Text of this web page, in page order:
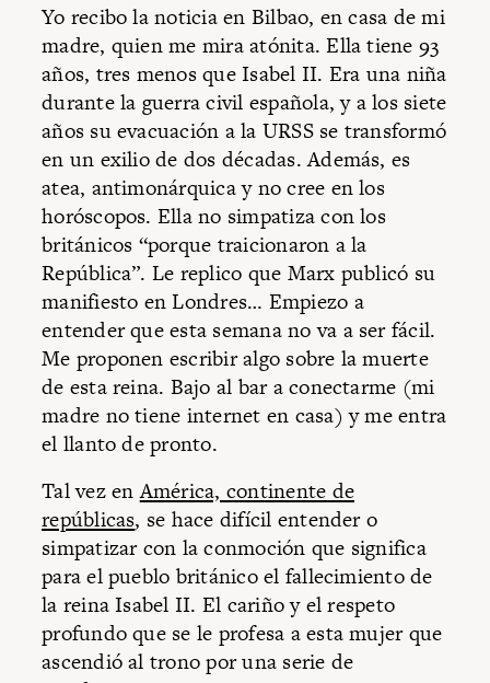
Yo recibo la noticia en Bilbao, en casa de mi
madre, quien me mira atónita. Ella tiene 93
años, tres menos que Isabel II. Era una niña
durante la guerra civil española, y a los siete
años su evacuación a la URSS se transformó
en un exilio de dos décadas. Además, es
atea, antimonárquica y no cree en los
horóscopos. Ella no simpatiza con los
británicos “porque traicionaron a la
República”. Le replico que Marx publicó su
manifiesto en Londres… Empiezo a
entender que esta semana no va a ser fácil.
Me proponen escribir algo sobre la muerte
de esta reina. Bajo al bar a conectarme (mi
madre no tiene internet en casa) y me entra
el llanto de pronto.
Tal vez enAmérica, continente de
repúblicas, se hace difícil entender o
simpatizar con la conmoción que significa
para el pueblo británico el fallecimiento de
la reina Isabel II. El cariño y el respeto
profundo que se le profesa a esta mujer que
ascendió al trono por una serie de